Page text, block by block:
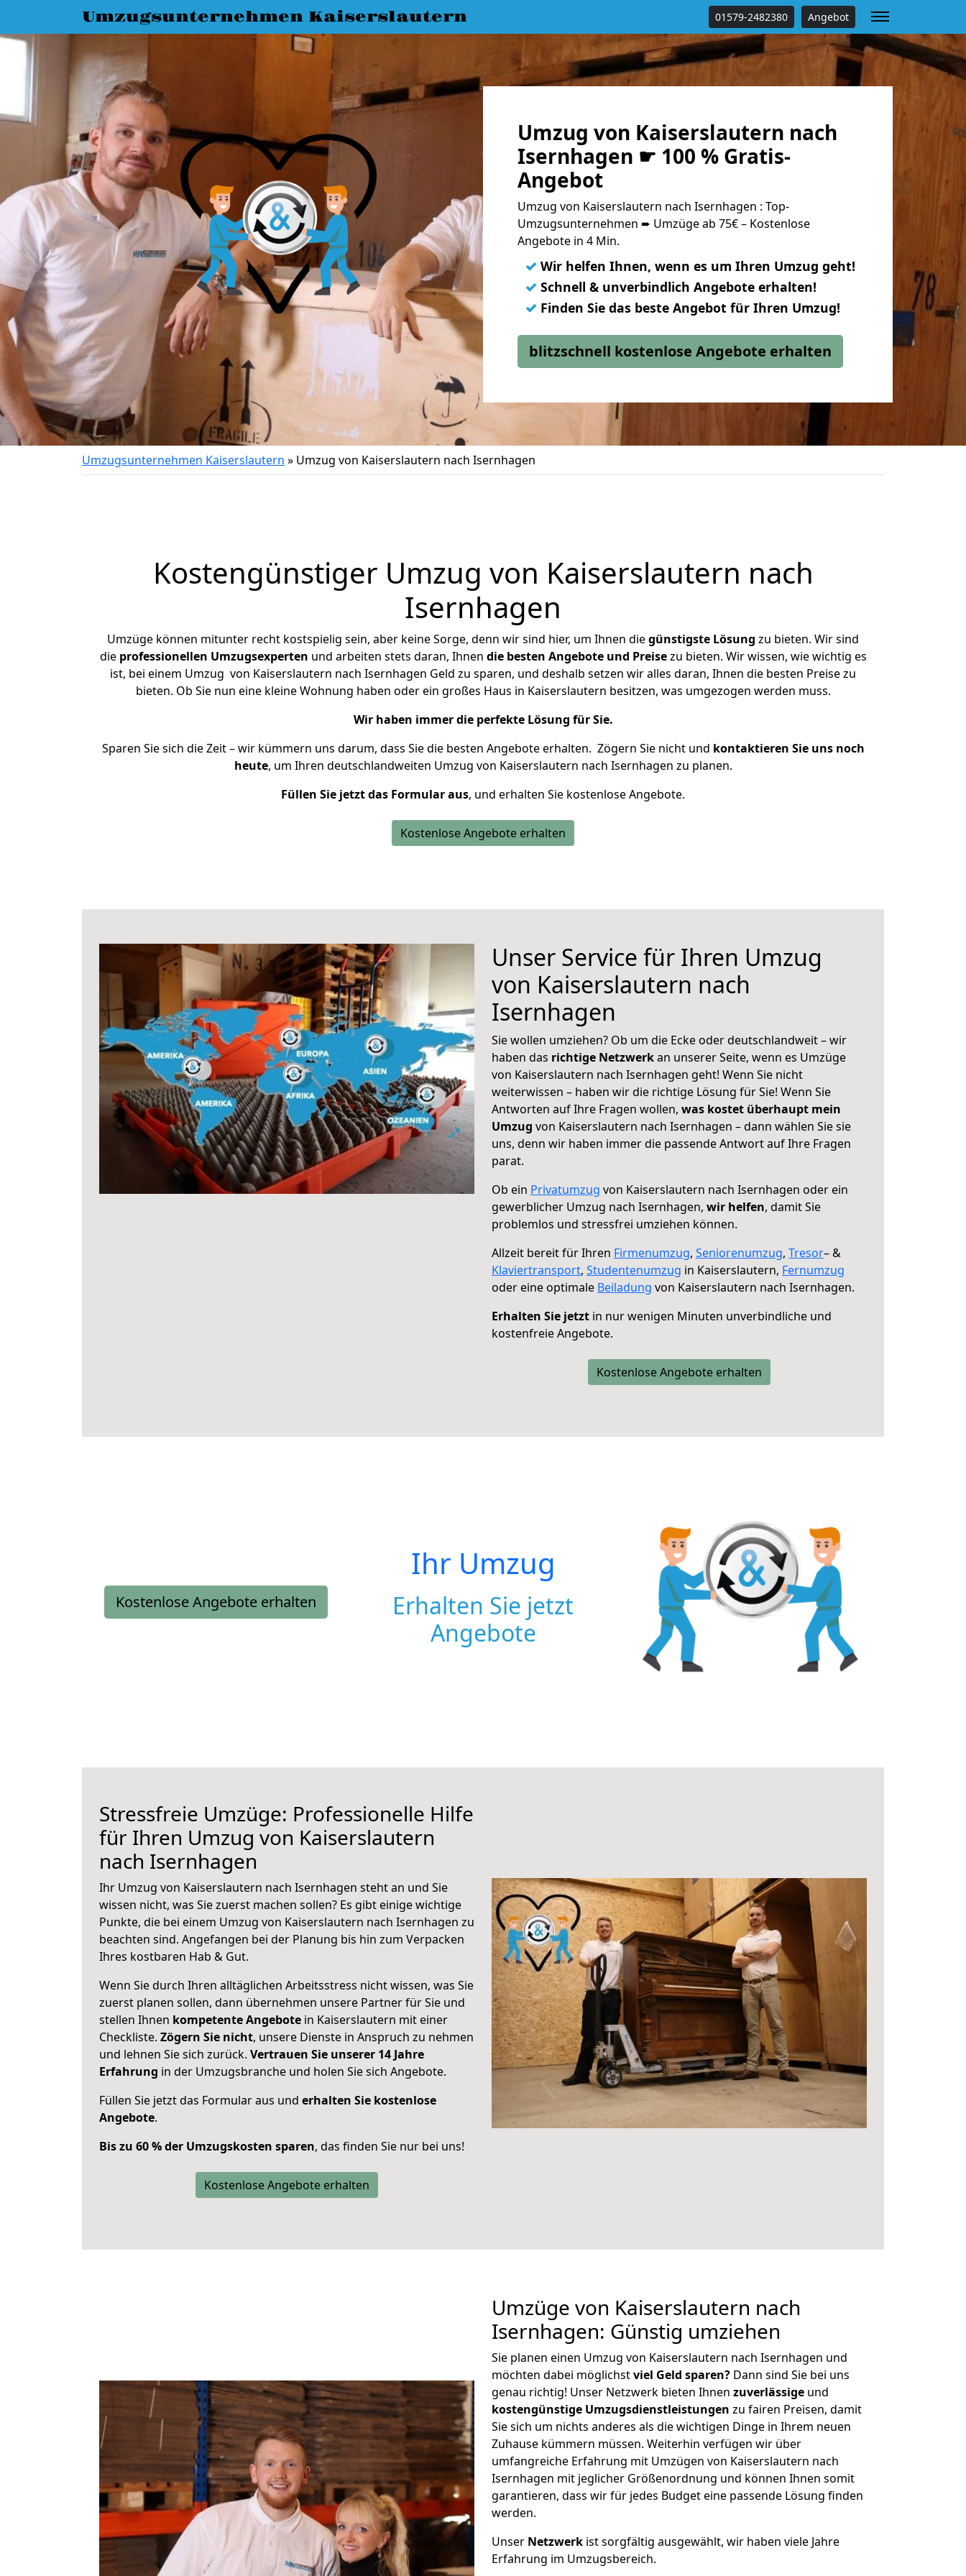
Umzugsunternehmen Kaiserslautern 01579-2482380 Angebot
Umzug von Kaiserslautern nach
Isernhagen ☛ 100 % Gratis-
Angebot
Umzug von Kaiserslautern nach Isernhagen : Top-
Umzugsunternehmen ➨ Umzüge ab 75€ – Kostenlose
Angebote in 4 Min.
✓ Wir helfen Ihnen, wenn es um Ihren Umzug geht!
✓ Schnell & unverbindlich Angebote erhalten!
✓ Finden Sie das beste Angebot für Ihren Umzug!
blitzschnell kostenlose Angebote erhalten
Umzugsunternehmen Kaiserslautern » Umzug von Kaiserslautern nach Isernhagen
Kostengünstiger Umzug von Kaiserslautern nach
Isernhagen
Umzüge können mitunter recht kostspielig sein, aber keine Sorge, denn wir sind hier, um Ihnen diegünstigste Lösung zu bieten. Wir sind
die professionellen Umzugsexperten und arbeiten stets daran, Ihnen die besten Angebote und Preisezu bieten. Wir wissen, wie wichtig es
ist, bei einem Umzug von Kaiserslautern nach Isernhagen Geld zu sparen, und deshalb setzen wir alles daran, Ihnen die besten Preise zu
bieten. Ob Sie nun eine kleine Wohnung haben oder ein großes Haus in Kaiserslautern besitzen, was umgezogen werden muss.
Wir haben immer die perfekte Lösung für Sie.
Sparen Sie sich die Zeit – wir kümmern uns darum, dass Sie die besten Angebote erhalten. Zögern Sie nicht und kontaktieren Sie uns noch
heute, um Ihren deutschlandweiten Umzug von Kaiserslautern nach Isernhagen zu planen.
Füllen Sie jetzt das Formular aus, und erhalten Sie kostenlose Angebote.
Kostenlose Angebote erhalten
Unser Service für Ihren Umzug
von Kaiserslautern nach
Isernhagen
Sie wollen umziehen? Ob um die Ecke oder deutschlandweit – wir
haben das richtige Netzwerkan unserer Seite, wenn es Umzüge
von Kaiserslautern nach Isernhagen geht! Wenn Sie nicht
weiterwissen – haben wir die richtige Lösung für Sie! Wenn Sie
Antworten auf Ihre Fragen wollen, was kostet überhaupt mein
Umzug von Kaiserslautern nach Isernhagen – dann wählen Sie sie
uns, denn wir haben immer die passende Antwort auf Ihre Fragen
parat.
Ob ein Privatumzug von Kaiserslautern nach Isernhagen oder ein
gewerblicher Umzug nach Isernhagen, wir helfen, damit Sie
problemlos und stressfrei umziehen können.
Allzeit bereit für Ihren Firmenumzug, Seniorenumzug, Tresor– &
Klaviertransport, Studentenumzug in Kaiserslautern, Fernumzug
oder eine optimale Beiladung von Kaiserslautern nach Isernhagen.
Erhalten Sie jetzt in nur wenigen Minuten unverbindliche und
kostenfreie Angebote.
Kostenlose Angebote erhalten
Kostenlose Angebote erhalten
Ihr Umzug
Erhalten Sie jetzt
Angebote
Stressfreie Umzüge: Professionelle Hilfe
für Ihren Umzug von Kaiserslautern
nach Isernhagen
Ihr Umzug von Kaiserslautern nach Isernhagen steht an und Sie
wissen nicht, was Sie zuerst machen sollen? Es gibt einige wichtige
Punkte, die bei einem Umzug von Kaiserslautern nach Isernhagen zu
beachten sind. Angefangen bei der Planung bis hin zum Verpacken
Ihres kostbaren Hab & Gut.
Wenn Sie durch Ihren alltäglichen Arbeitsstress nicht wissen, was Sie
zuerst planen sollen, dann übernehmen unsere Partner für Sie und
stellen Ihnen kompetente Angebote in Kaiserslautern mit einer
Checkliste. Zögern Sie nicht, unsere Dienste in Anspruch zu nehmen
und lehnen Sie sich zurück. Vertrauen Sie unserer 14 Jahre
Erfahrung in der Umzugsbranche und holen Sie sich Angebote.
Füllen Sie jetzt das Formular aus und erhalten Sie kostenlose
Angebote.
Bis zu 60 % der Umzugskosten sparen, das finden Sie nur bei uns!
Kostenlose Angebote erhalten
Umzüge von Kaiserslautern nach
Isernhagen: Günstig umziehen
Sie planen einen Umzug von Kaiserslautern nach Isernhagen und
möchten dabei möglichstviel Geld sparen? Dann sind Sie bei uns
genau richtig! Unser Netzwerk bieten Ihnen zuverlässige und
kostengünstige Umzugsdienstleistungen zu fairen Preisen, damit
Sie sich um nichts anderes als die wichtigen Dinge in Ihrem neuen
Zuhause kümmern müssen. Weiterhin verfügen wir über
umfangreiche Erfahrung mit Umzügen von Kaiserslautern nach
Isernhagen mit jeglicher Größenordnung und können Ihnen somit
garantieren, dass wir für jedes Budget eine passende Lösung finden
werden.
Unser Netzwerk ist sorgfältig ausgewählt, wir haben viele Jahre
Erfahrung im Umzugsbereich.